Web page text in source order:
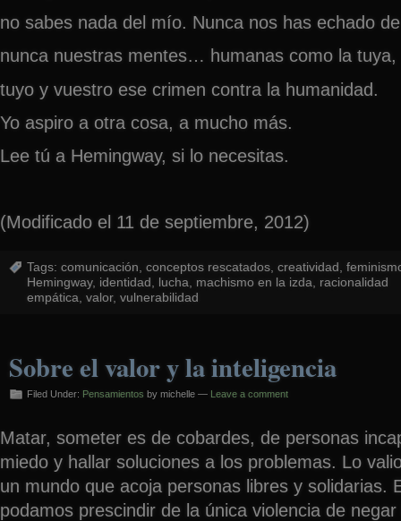
no sabes nada del mío. Nunca nos has echado
nunca nuestras mentes… humanas como la tuya,
tuyo y vuestro ese crimen contra la humanidad.
Yo aspiro a otra cosa, a mucho más.
Lee tú a Hemingway, si lo necesitas.
(Modificado el 11 de septiembre, 2012)
Tags: comunicación conceptos rescatados creatividad
Hemingway, identidad lucha machismo en la izda
racionalidad
empática valor, vulnerabilidad
Sobre el valor y la inteligencia
Filed Under: Pensamientos by michelle — Leave a comment
Matar, someter es de cobardes, de personas
miedo y hallar soluciones a los problemas. Lo
un mundo que acoja personas libres y solidarias.
podamos prescindir de la única violencia de